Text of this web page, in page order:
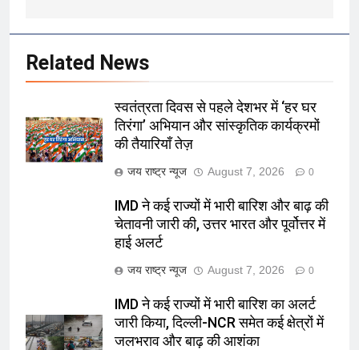
Related News
स्वतंत्रता दिवस से पहले देशभर में ‘हर घर
तिरंगा’ अभियान और सांस्कृतिक कार्यक्रमों
की तैयारियाँ तेज़
जय राष्ट्र न्यूज August 7, 2026 0
IMD ने कई राज्यों में भारी बारिश और बाढ़ की
चेतावनी जारी की, उत्तर भारत और पूर्वोत्तर में
हाई अलर्ट
जय राष्ट्र न्यूज August 7, 2026 0
IMD ने कई राज्यों में भारी बारिश का अलर्ट
जारी किया, दिल्ली-NCR समेत कई क्षेत्रों में
जलभराव और बाढ़ की आशंका